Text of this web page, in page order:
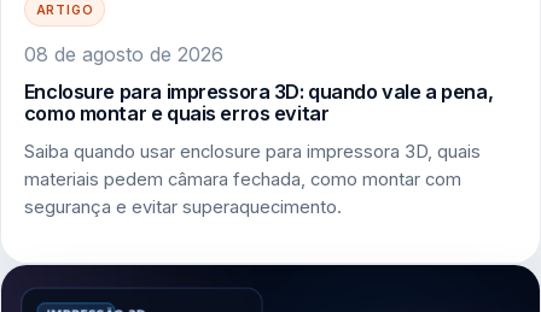
ARTIGO
08 de agosto de 2026
Enclosure para impressora 3D: quando vale a pena,
como montar e quais erros evitar
Saiba quando usar enclosure para impressora 3D, quais
materiais pedem câmara fechada, como montar com
segurança e evitar superaquecimento.